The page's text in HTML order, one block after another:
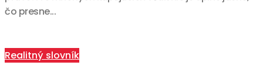
čo presne...
Realitný slovník